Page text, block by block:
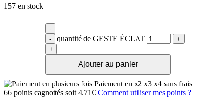
157 en stock
-
-
quantité de GESTE ÉCLAT
+
+
Ajouter au panier
Paiement en x2 x3 x4 sans frais
66 points cagnottés soit 4.71€ Comment utiliser mes points ?